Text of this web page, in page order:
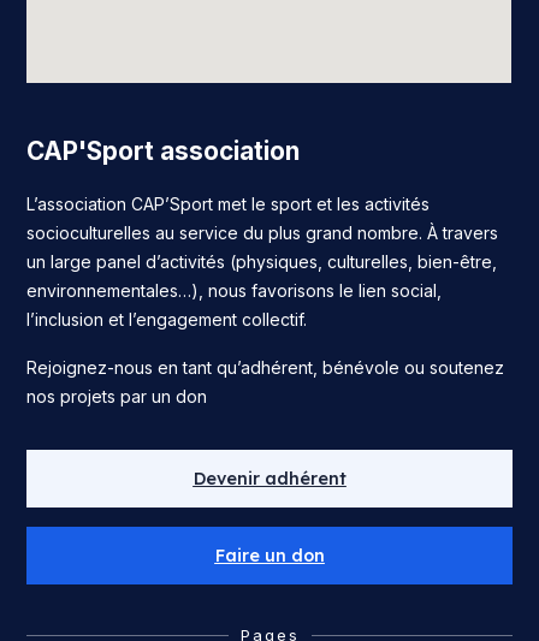
CAP'Sport association
L’association CAP’Sport met le sport et les activités
socioculturelles au service du plus grand nombre. À travers
un large panel d’activités (physiques, culturelles, bien-être,
environnementales…), nous favorisons le lien social,
l’inclusion et l’engagement collectif.
Rejoignez-nous en tant qu’adhérent, bénévole ou soutenez
nos projets par un don
Devenir adhérent
Faire un don
Pages